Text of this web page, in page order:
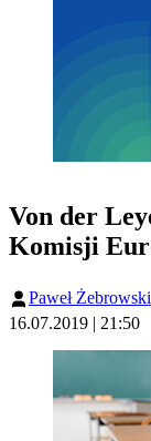
Von der
Komisji
Paweł Żebrowski
16.07.2019 | 21:50